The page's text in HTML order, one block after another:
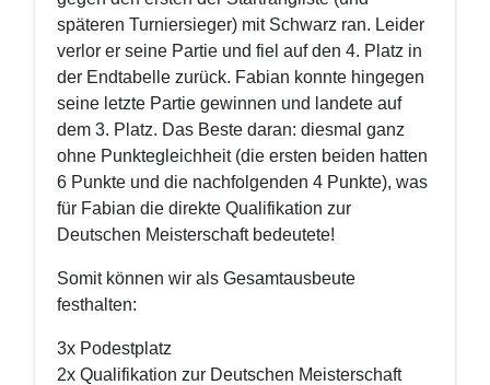
späteren Turniersieger) mit Schwarz ran. Leider
verlor er seine Partie und fiel auf den 4. Platz in
der Endtabelle zurück. Fabian konnte hingegen
seine letzte Partie gewinnen und landete auf
dem 3. Platz. Das Beste daran: diesmal ganz
ohne Punktegleichheit (die ersten beiden hatten
6 Punkte und die nachfolgenden 4 Punkte), was
für Fabian die direkte Qualifikation zur
Deutschen Meisterschaft bedeutete!
Somit können wir als Gesamtausbeute
festhalten:
3x Podestplatz
2x Qualifikation zur Deutschen Meisterschaft